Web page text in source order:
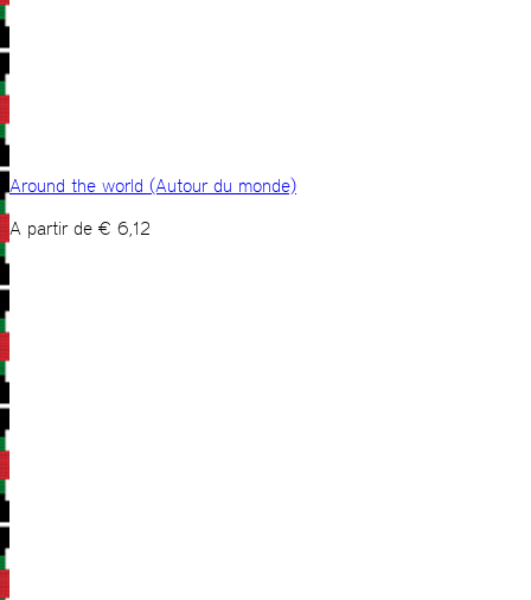
Around the world (Autour du monde)
A partir de € 6,12